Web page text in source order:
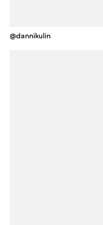
@dannikulin